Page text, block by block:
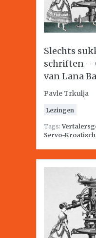
Slechts
schriften –
van Lana
Pavle Trkulja
Lezingen
Tags:
Servo-Kroatisch